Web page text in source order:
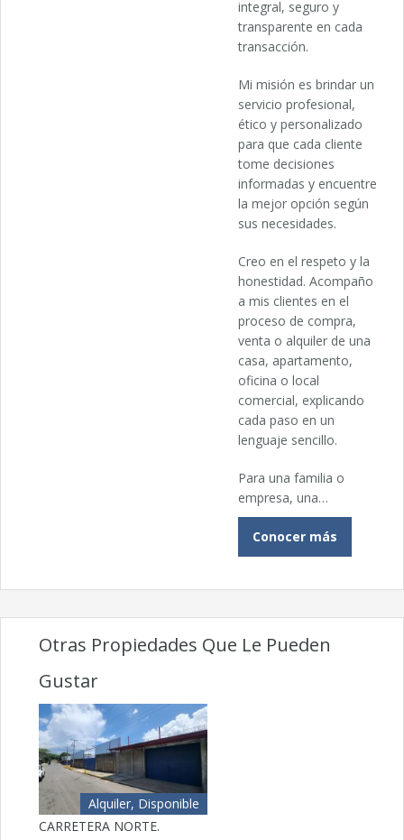
integral, seguro y
transparente en cada
transacción.
Mi misión es brindar un
servicio profesional,
ético y personalizado
para que cada cliente
tome decisiones
informadas y encuentre
la mejor opción según
sus necesidades.
Creo en el respeto y la
honestidad. Acompaño
a mis clientes en el
proceso de compra,
venta o alquiler de una
casa, apartamento,
oficina o local
comercial, explicando
cada paso en un
lenguaje sencillo.
Para una familia o
empresa, una…
Conocer más
Otras Propiedades Que Le Pueden
Gustar
Alquiler, Disponible
CARRETERA NORTE.